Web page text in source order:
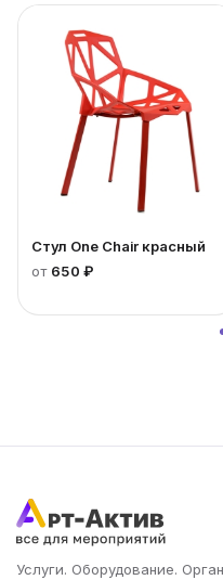
Стул One Chair красный
от 650 ₽
Услуги. Оборудование.